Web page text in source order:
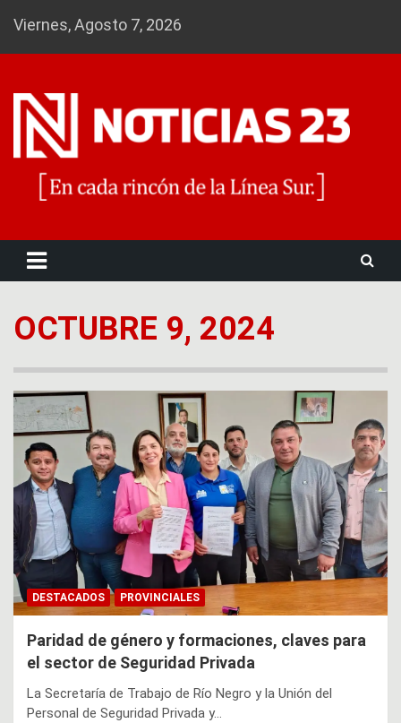
Viernes, Agosto 7, 2026
OCTUBRE 9, 2024
DESTACADOS PROVINCIALES
Paridad de género y formaciones, claves para
el sector de Seguridad Privada
La Secretaría de Trabajo de Río Negro y la Unión del
Personal de Seguridad Privada y…